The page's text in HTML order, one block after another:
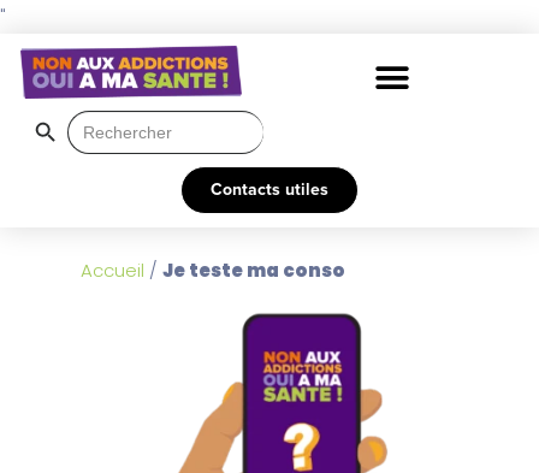
"
Search
for:
Search Button
Contacts utiles
Accueil / Je teste ma conso